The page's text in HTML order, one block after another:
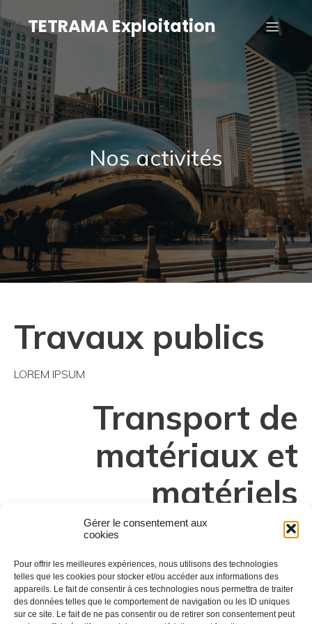
Gérer le consentement aux
cookies
Pour offrir les meilleures expériences, nous utilisons des technologies
telles que les cookies pour stocker et/ou accéder aux informations des
appareils. Le fait de consentir à ces technologies nous permettra de traiter
des données telles que le comportement de navigation ou les ID uniques
sur ce site. Le fait de ne pas consentir ou de retirer son consentement peut
TETRAMA Exploitation
Nos activités
Travaux publics
LOREM IPSUM
Transport de
matériaux et
matériels
LOREM IPSUM
Location d’engins
et camions